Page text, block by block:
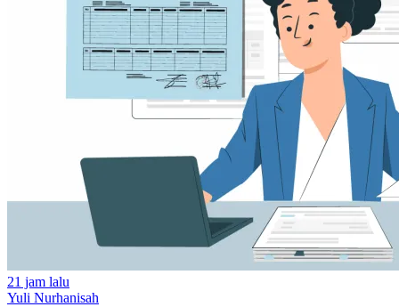
21 jam lalu
Yuli Nurhanisah